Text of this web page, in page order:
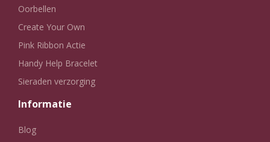
Oorbellen
Create Your Own
Pink Ribbon Actie
Handy Help Bracelet
Sieraden verzorging
Informatie
Blog